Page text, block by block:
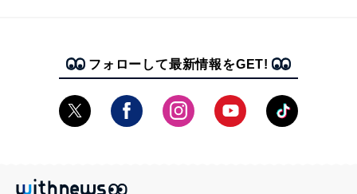
フォローして最新情報をGET!